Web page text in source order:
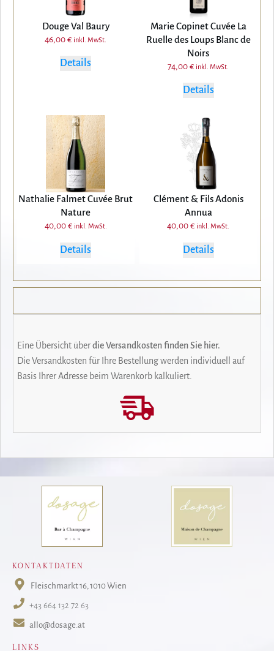
Douge Val Baury
46,00€ inkl. MwSt.
Details
Marie Copinet Cuvée La
Ruelle des Loups Blanc de
Noirs
74,00€ inkl. MwSt.
Details
Nathalie Falmet Cuvée Brut
Nature
40,00 € inkl. MwSt.
Details
Clément & Fils Adonis
Annua
40,00€ inkl. MwSt.
Details
Eine Übersicht überdie Versandkosten finden Sie hier.
Die Versandkosten für Ihre Bestellung werden individuell auf
Basis Ihrer Adresse beim Warenkorb kalkuliert.
KONTAKTDATEN
Fleischmarkt 16 , 1010 Wien
+43 664 132 72 63
allo@dosage.at
LINKS